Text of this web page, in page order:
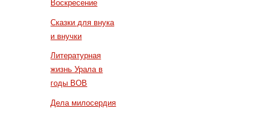
Воскресение
Сказки для внука
и внучки
Литературная
жизнь Урала в
годы ВОВ
Дела милосердия